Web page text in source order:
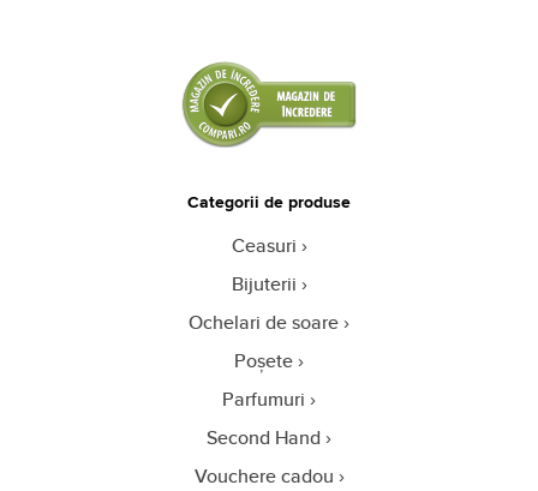
Categorii de produse
Ceasuri
Bijuterii
Ochelari de soare
Poșete
Parfumuri
Second Hand
Vouchere cadou